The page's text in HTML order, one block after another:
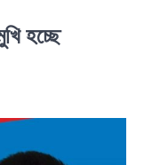
হচ্ছে